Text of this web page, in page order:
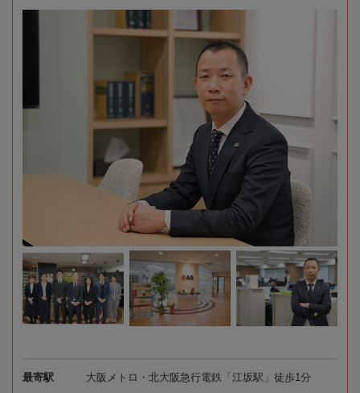
最寄駅 大阪メトロ・北大阪急行電鉄「江坂駅」徒歩1分